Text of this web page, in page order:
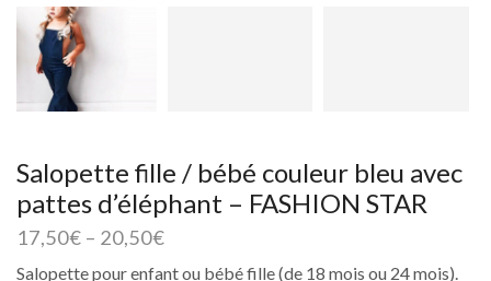
Salopette fille / bébé couleur bleu avec
pattes d’éléphant – FASHION STAR
17,50€ – 20,50€
Salopette pour enfant ou bébé fille (de 18 mois ou 24 mois).